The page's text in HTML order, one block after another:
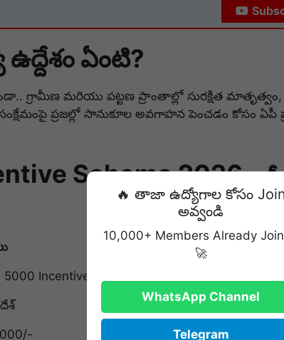
ఏంటి?
గ్రామీణ మరియు పట్టణ ప్రాంతాల్లో సురక్షిత మాతృత్వం,
ప్రజల్లో సానుకూల అవగాహన పెంచడం కోసం ఏపీ
Scheme 2026 –
5000 Incentive Scheme 2026
🔥 తాజా ఉద్యోగాల కోసం
అవ్వండి
10,000+ Members Already
🚀
WhatsApp Channel
Telegram